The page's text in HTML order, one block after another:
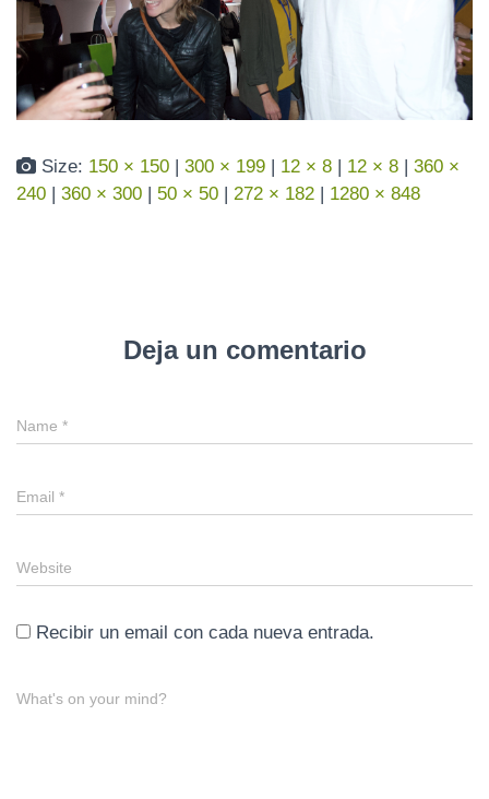
Size: 150 × 150 | 300 × 199 | 12 × 8 | 12 × 8 | 360 ×
240 | 360 × 300 | 50 × 50 | 272 × 182 | 1280 × 848
Deja un comentario
Name *
Email *
Website
Recibir un email con cada nueva entrada.
What's on your mind?